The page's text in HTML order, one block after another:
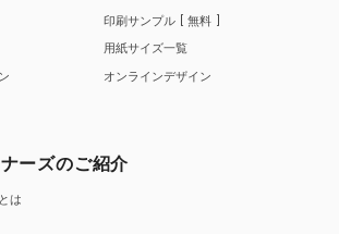
印刷サンプル
無料
用紙サイズ一覧
オンラインデザイン
ーズのご紹介
は